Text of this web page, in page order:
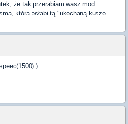
że tak przerabiam wasz mod.
która osłabi tą "ukochaną kusze
)